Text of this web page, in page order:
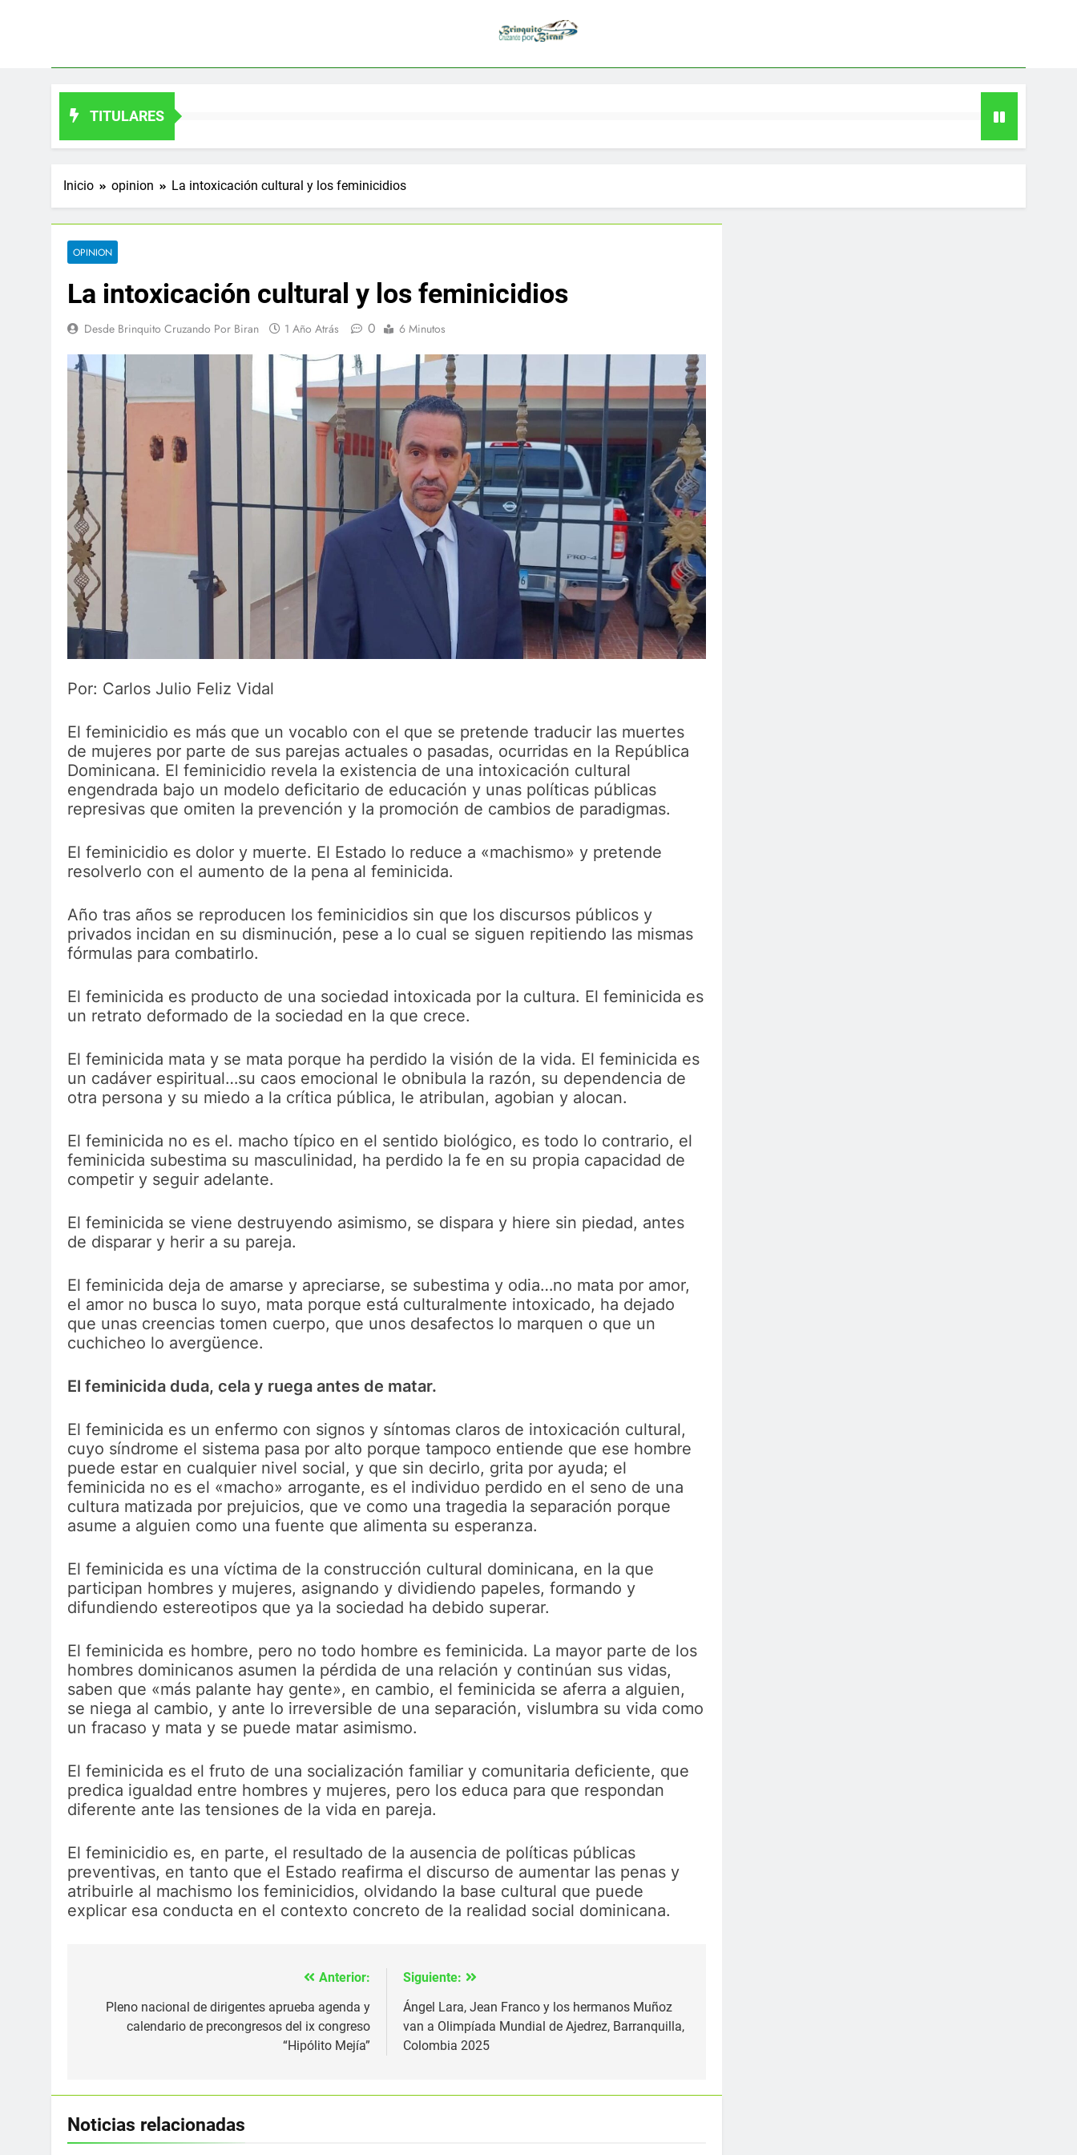
TITULARES
Inicio opinion La intoxicación cultural y los feminicidios
OPINION
La intoxicación cultural y los feminicidios
Desde Brinquito Cruzando Por Biran 1 Año Atrás 0 6 Minutos
Por: Carlos Julio Feliz Vidal
El feminicidio es más que un vocablo con el que se pretende traducir las muertes
de mujeres por parte de sus parejas actuales o pasadas, ocurridas en la República
Dominicana. El feminicidio revela la existencia de una intoxicación cultural
engendrada bajo un modelo deficitario de educación y unas políticas públicas
represivas que omiten la prevención y la promoción de cambios de paradigmas.
El feminicidio es dolor y muerte. El Estado lo reduce a «machismo» y pretende
resolverlo con el aumento de la pena al feminicida.
Año tras años se reproducen los feminicidios sin que los discursos públicos y
privados incidan en su disminución, pese a lo cual se siguen repitiendo las mismas
fórmulas para combatirlo.
El feminicida es producto de una sociedad intoxicada por la cultura. El feminicida es
un retrato deformado de la sociedad en la que crece.
El feminicida mata y se mata porque ha perdido la visión de la vida. El feminicida es
un cadáver espiritual…su caos emocional le obnibula la razón, su dependencia de
otra persona y su miedo a la crítica pública, le atribulan, agobian y alocan.
El feminicida no es el. macho típico en el sentido biológico, es todo lo contrario, el
feminicida subestima su masculinidad, ha perdido la fe en su propia capacidad de
competir y seguir adelante.
El feminicida se viene destruyendo asimismo, se dispara y hiere sin piedad, antes
de disparar y herir a su pareja.
El feminicida deja de amarse y apreciarse, se subestima y odia…no mata por amor,
el amor no busca lo suyo, mata porque está culturalmente intoxicado, ha dejado
que unas creencias tomen cuerpo, que unos desafectos lo marquen o que un
cuchicheo lo avergüence.
El feminicida duda, cela y ruega antes de matar.
El feminicida es un enfermo con signos y síntomas claros de intoxicación cultural,
cuyo síndrome el sistema pasa por alto porque tampoco entiende que ese hombre
puede estar en cualquier nivel social, y que sin decirlo, grita por ayuda; el
feminicida no es el «macho» arrogante, es el individuo perdido en el seno de una
cultura matizada por prejuicios, que ve como una tragedia la separación porque
asume a alguien como una fuente que alimenta su esperanza.
El feminicida es una víctima de la construcción cultural dominicana, en la que
participan hombres y mujeres, asignando y dividiendo papeles, formando y
difundiendo estereotipos que ya la sociedad ha debido superar.
El feminicida es hombre, pero no todo hombre es feminicida. La mayor parte de los
hombres dominicanos asumen la pérdida de una relación y continúan sus vidas,
saben que «más palante hay gente», en cambio, el feminicida se aferra a alguien,
se niega al cambio, y ante lo irreversible de una separación, vislumbra su vida como
un fracaso y mata y se puede matar asimismo.
El feminicida es el fruto de una socialización familiar y comunitaria deficiente, que
predica igualdad entre hombres y mujeres, pero los educa para que respondan
diferente ante las tensiones de la vida en pareja.
El feminicidio es, en parte, el resultado de la ausencia de políticas públicas
preventivas, en tanto que el Estado reafirma el discurso de aumentar las penas y
atribuirle al machismo los feminicidios, olvidando la base cultural que puede
explicar esa conducta en el contexto concreto de la realidad social dominicana.
Anterior:
Pleno nacional de dirigentes aprueba agenda y
calendario de precongresos del ix congreso
“Hipólito Mejía”
Siguiente:
Ángel Lara, Jean Franco y los hermanos Muñoz
van a Olimpíada Mundial de Ajedrez, Barranquilla,
Colombia 2025
Noticias relacionadas